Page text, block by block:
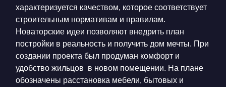
характеризуется качеством, которое соответствует
строительным нормативам и правилам.
Новаторские идеи позволяют внедрить план
постройки в реальность и получить дом мечты. При
создании проекта был продуман комфорт и
удобство жильцов в новом помещении. На плане
обозначены расстановка мебели, бытовых и